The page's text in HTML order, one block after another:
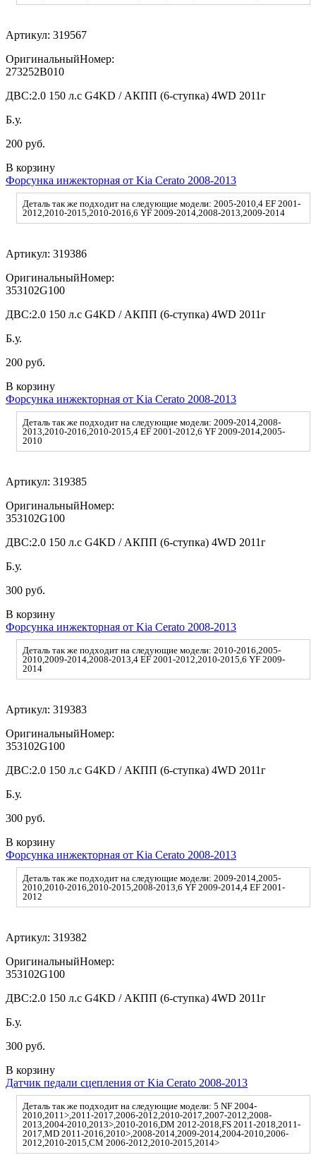
Артикул: 319567
ОригинальныйНомер:
273252B010
ДВС:2.0 150 л.с G4KD / АКПП (6-ступка) 4WD 2011г
Б.у.
200 руб.
В корзину
Форсунка инжекторная от Kia Cerato 2008-2013
Деталь так же подходит на следующие модели: 2005-2010,4 EF 2001-
2012,2010-2015,2010-2016,6 YF 2009-2014,2008-2013,2009-2014
Артикул: 319386
ОригинальныйНомер:
353102G100
ДВС:2.0 150 л.с G4KD / АКПП (6-ступка) 4WD 2011г
Б.у.
200 руб.
В корзину
Форсунка инжекторная от Kia Cerato 2008-2013
Деталь так же подходит на следующие модели: 2009-2014,2008-
2013,2010-2016,2010-2015,4 EF 2001-2012,6 YF 2009-2014,2005-
2010
Артикул: 319385
ОригинальныйНомер:
353102G100
ДВС:2.0 150 л.с G4KD / АКПП (6-ступка) 4WD 2011г
Б.у.
300 руб.
В корзину
Форсунка инжекторная от Kia Cerato 2008-2013
Деталь так же подходит на следующие модели: 2010-2016,2005-
2010,2009-2014,2008-2013,4 EF 2001-2012,2010-2015,6 YF 2009-
2014
Артикул: 319383
ОригинальныйНомер:
353102G100
ДВС:2.0 150 л.с G4KD / АКПП (6-ступка) 4WD 2011г
Б.у.
300 руб.
В корзину
Форсунка инжекторная от Kia Cerato 2008-2013
Деталь так же подходит на следующие модели: 2009-2014,2005-
2010,2010-2016,2010-2015,2008-2013,6 YF 2009-2014,4 EF 2001-
2012
Артикул: 319382
ОригинальныйНомер:
353102G100
ДВС:2.0 150 л.с G4KD / АКПП (6-ступка) 4WD 2011г
Б.у.
300 руб.
В корзину
Датчик педали сцепления от Kia Cerato 2008-2013
Деталь так же подходит на следующие модели: 5 NF 2004-
2010,2011>,2011-2017,2006-2012,2010-2017,2007-2012,2008-
2013,2004-2010,2013>,2010-2016,DM 2012-2018,FS 2011-2018,2011-
2017,MD 2011-2016,2010>,2008-2014,2009-2014,2004-2010,2006-
2012,2010-2015,CM 2006-2012,2010-2015,2014>